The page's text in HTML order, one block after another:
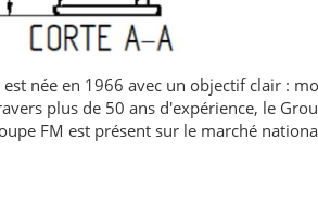
est née en 1966 avec un objectif clair :
plus de 50 ans d'expérience, le
FM est présent sur le marché